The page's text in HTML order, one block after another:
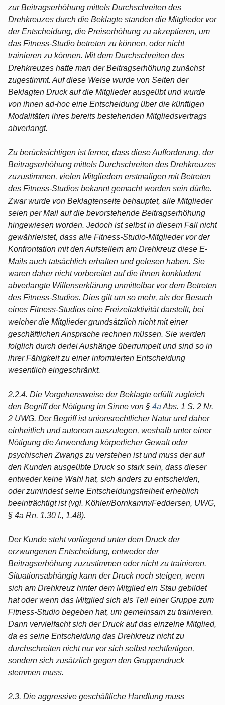
zur Beitragserhöhung mittels Durchschreiten des
Drehkreuzes durch die Beklagte standen die Mitglieder vor
der Entscheidung, die Preiserhöhung zu akzeptieren, um
das Fitness-Studio betreten zu können, oder nicht
trainieren zu können. Mit dem Durchschreiten des
Drehkreuzes hatte man der Beitragserhöhung zunächst
zugestimmt. Auf diese Weise wurde von Seiten der
Beklagten Druck auf die Mitglieder ausgeübt und wurde
von ihnen ad-hoc eine Entscheidung über die künftigen
Modalitäten ihres bereits bestehenden Mitgliedsvertrags
abverlangt.
Zu berücksichtigen ist ferner, dass diese Aufforderung, der
Beitragserhöhung mittels Durchschreiten des Drehkreuzes
zuzustimmen, vielen Mitgliedern erstmaligen mit Betreten
des Fitness-Studios bekannt gemacht worden sein dürfte.
Zwar wurde von Beklagtenseite behauptet, alle Mitglieder
seien per Mail auf die bevorstehende Beitragserhöhung
hingewiesen worden. Jedoch ist selbst in diesem Fall nicht
gewährleistet, dass alle Fitness-Studio-Mitglieder vor der
Konfrontation mit den Aufstellern am Drehkreuz diese E-
Mails auch tatsächlich erhalten und gelesen haben. Sie
waren daher nicht vorbereitet auf die ihnen konkludent
abverlangte Willenserklärung unmittelbar vor dem Betreten
des Fitness-Studios. Dies gilt um so mehr, als der Besuch
eines Fitness-Studios eine Freizeitaktivität darstellt, bei
welcher die Mitglieder grundsätzlich nicht mit einer
geschäftlichen Ansprache rechnen müssen. Sie werden
folglich durch derlei Aushänge überrumpelt und sind so in
ihrer Fähigkeit zu einer informierten Entscheidung
wesentlich eingeschränkt.
2.2.4. Die Vorgehensweise der Beklagte erfüllt zugleich
den Begriff der Nötigung im Sinne von § 4a Abs. 1 S. 2 Nr.
2 UWG. Der Begriff ist unionsrechtlicher Natur und daher
einheitlich und autonom auszulegen, weshalb unter einer
Nötigung die Anwendung körperlicher Gewalt oder
psychischen Zwangs zu verstehen ist und muss der auf
den Kunden ausgeübte Druck so stark sein, dass dieser
entweder keine Wahl hat, sich anders zu entscheiden,
oder zumindest seine Entscheidungsfreiheit erheblich
beeinträchtigt ist (vgl. Köhler/Bornkamm/Feddersen, UWG,
§ 4a Rn. 1.30 f., 1.48).
Der Kunde steht vorliegend unter dem Druck der
erzwungenen Entscheidung, entweder der
Beitragserhöhung zuzustimmen oder nicht zu trainieren.
Situationsabhängig kann der Druck noch steigen, wenn
sich am Drehkreuz hinter dem Mitglied ein Stau gebildet
hat oder wenn das Mitglied sich als Teil einer Gruppe zum
Fitness-Studio begeben hat, um gemeinsam zu trainieren.
Dann vervielfacht sich der Druck auf das einzelne Mitglied,
da es seine Entscheidung das Drehkreuz nicht zu
durchschreiten nicht nur vor sich selbst rechtfertigen,
sondern sich zusätzlich gegen den Gruppendruck
stemmen muss.
2.3. Die aggressive geschäftliche Handlung muss